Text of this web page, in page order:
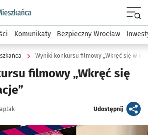
wroclaw.pl podserwis: Dla mieszkańca
Komunikaty Bezpieczny Wrocław
Wyniki konkursu filmowy „Wkręć się w
filmowy „Wkręć się
Udostępnijartykuł